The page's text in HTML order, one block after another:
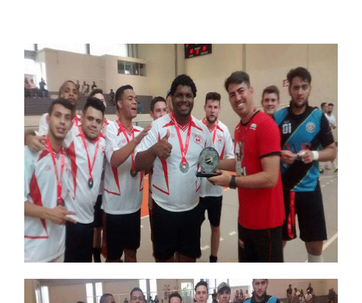
MATRÃ­CULA
EDITAL
REEMBOLSO
PUBLICAÃ§ÃΜES
DESTAQUES
REVISTAS ELETRÃ´NICAS